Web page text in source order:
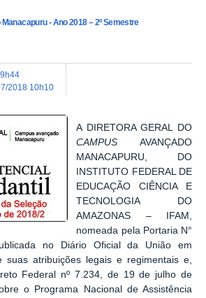
- Ano 2018 – 2º Semestre
2018 10h10
A DIRETORA GERAL DO
CAMPUS AVANÇADO
MANACAPURU, DO
INSTITUTO FEDERAL DE
EDUCAÇÃO CIÊNCIA E
TECNOLOGIA DO
AMAZONAS – IFAM,
nomeada pela Portaria N°
no Diário Oficial da União em
suas atribuições legais e regimentais e,
Federal nº 7.234, de 19 de julho de
o Programa Nacional de Assistência